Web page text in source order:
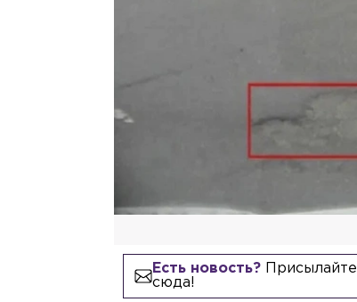
Есть новость?Присылайте
сюда!